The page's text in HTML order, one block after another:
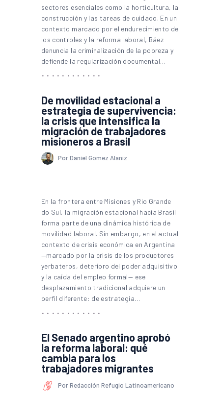
sectores esenciales como la horticultura, la
construcción y las tareas de cuidado. En un
contexto marcado por el endurecimiento de
los controles y la reforma laboral, Báez
denuncia la criminalización de la pobreza y
defiende la regularización documental…
De movilidad estacional a
estrategia de supervivencia:
la crisis que intensifica la
migración de trabajadores
misioneros a Brasil
Por Daniel Gomez Alaniz
En la frontera entre Misiones y Rio Grande
do Sul, la migración estacional hacia Brasil
forma parte de una dinámica histórica de
movilidad laboral. Sin embargo, en el actual
contexto de crisis económica en Argentina
—marcado por la crisis de los productores
yerbateros, deterioro del poder adquisitivo
y la caída del empleo formal— ese
desplazamiento tradicional adquiere un
perfil diferente: de estrategia…
El Senado argentino aprobó
la reforma laboral: qué
cambia para los
trabajadores migrantes
Por Redacción Refugio Latinoamericano